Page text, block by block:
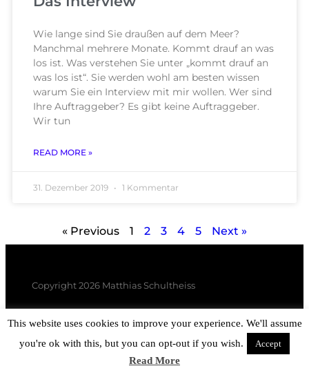
Wie lange sind Sie draußen auf dem Meer?
Manchmal mehrere Monate. Kommt drauf an was
los ist. Was verstehen Sie unter „kommt drauf an
was los ist“. Sie werden wohl am besten wissen
warum Sie ein Interview mit mir wollen. Wer sind
Ihre Auftraggeber? Es gibt keine Auftraggeber.
Wir tun
READ MORE »
31. Dezember 2019 1 Kommentar
« Previous 1 2 3 4 5 Next »
Copyright 2026 Matthias Schultheiss
This website uses cookies to improve your experience. We'll assume
you're ok with this, but you can opt-out if you wish.
Accept
Read More